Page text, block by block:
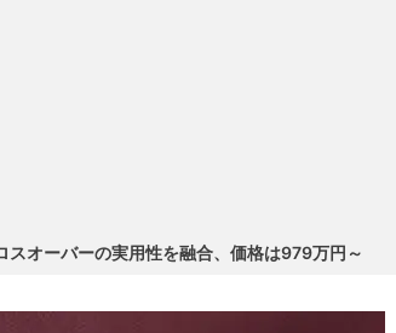
オーバーの実用性を融合、価格は979万円～